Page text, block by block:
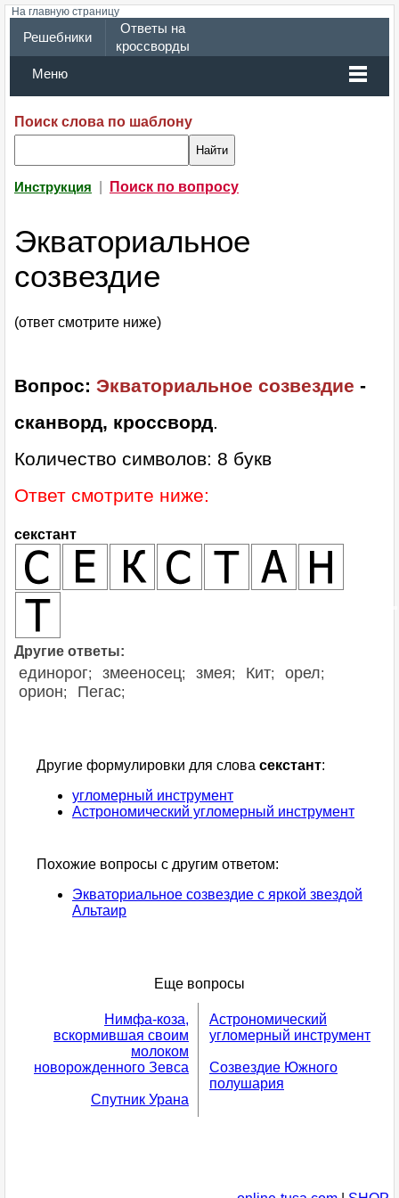
На главную страницу
Решебники
Ответы на
кроссворды
Меню
Поиск слова по шаблону
Инструкция Поиск по вопросу
Экваториальное
созвездие
(ответ смотрите ниже)
Вопрос: Экваториальное созвездие -
сканворд, кроссворд.
Количество символов: 8 букв
Ответ смотрите ниже:
секстант
Другие ответы:
единорог; змееносец; змея; Кит; орел;
орион; Пегас;
Другие формулировки для слова секстант:
угломерный инструмент
Астрономический угломерный инструмент
Похожие вопросы с другим ответом:
Экваториальное созвездие с яркой звездой
Альтаир
Еще вопросы
Нимфа-коза,
вскормившая своим
молоком
новорожденного Зевса
Спутник Урана
Астрономический
угломерный инструмент
Созвездие Южного
полушария